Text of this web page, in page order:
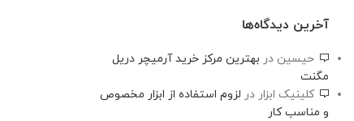
آخرین دیدگاه‌ها
حیسین در بهترین مرکز خرید آرمیچر دریل
مگنت
کلینیک ابزار در لزوم استفاده از ابزار مخصوص
و مناسب کار